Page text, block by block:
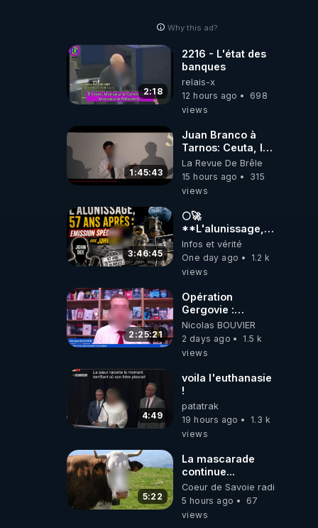
Why this ad?
2:18
2216 - L'état des
banques
relais-x
12 hours ago
698
views
1:45:43
Juan Branco à
Tarnos: Ceuta, le
narcotrafic et le
pouvoir en France
La Revue De Brêle
15 hours ago
315
views
3:46:45
🌕🚀
**L'alunissage,
57 ans après :
Émission spéciale
avec John Doe
Infos et vérité
One day ago
1.2 k
views
2:25:21
Opération
Gergovie :
‪@38resistancegauloise‬
‪@MarionSigautOfficiel‬
‪@gladysriifard5710‬
Nicolas BOUVIER
2 days ago
1.5 k
views
4:49
voila l'euthanasie
!
patatrak
19 hours ago
1.3 k
views
5:22
La mascarade
continue...
Coeur de Savoie radioweb TV
5 hours ago
67
views